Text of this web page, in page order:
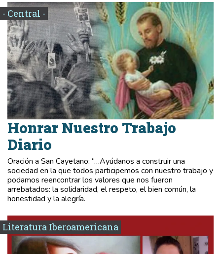
- Central -
Honrar Nuestro Trabajo
Diario
Oración a San Cayetano: “…Ayúdanos a construir una
sociedad en la que todos participemos con nuestro trabajo y
podamos reencontrar los valores que nos fueron
arrebatados: la solidaridad, el respeto, el bien común, la
honestidad y la alegría.
Literatura Iberoamericana